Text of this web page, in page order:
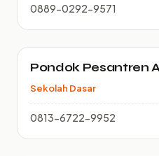
0889-0292-9571
Pondok Pesantren
Sekolah Dasar
0813-6722-9952